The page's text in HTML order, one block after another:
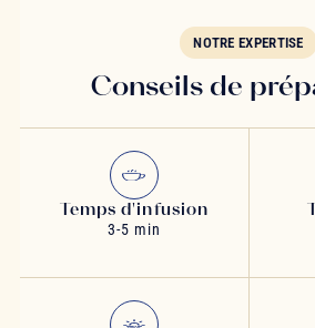
NOTRE EXPERTISE
Conseils de
Temps d'infusion
3-5 min